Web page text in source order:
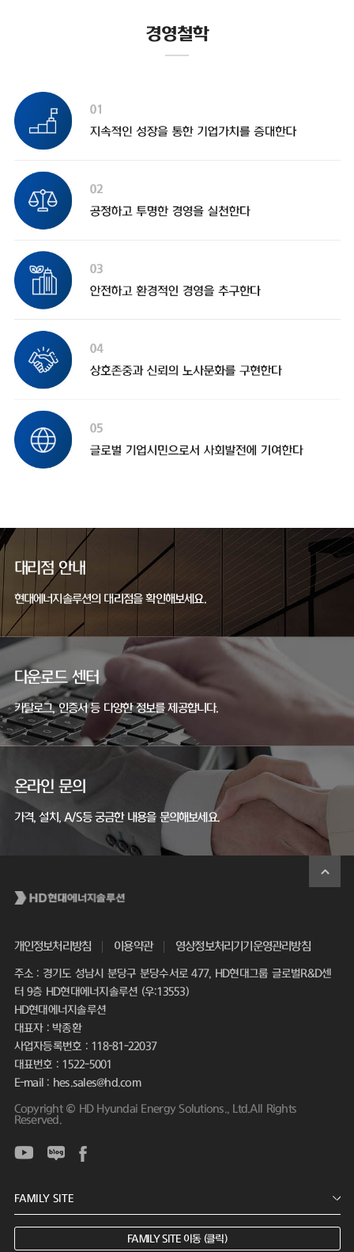
경영철학
대리점 안내
현대에너지솔루션의 대리점을 확인해보세요.
다운로드 센터
카탈로그, 인증서 등 다양한 정보를 제공합니다.
온라인 문의
가격, 설치, A/S등 궁금한 내용을 문의해보세요.
개인정보처리방침 이용약관 영상정보처리기기운영관리방침
주소 : 경기도 성남시 분당구 분당수서로 477, HD현대그룹 글로벌R&D센
터 9층 HD현대에너지솔루션 (우:13553)
HD현대에너지솔루션
대표자 : 박종환
사업자등록번호 : 118-81-22037
대표번호 : 1522-5001
E-mail : hes.sales@hd.com
Copyright © HD Hyundai Energy Solutions., Ltd.All Rights
Reserved.
FAMILY SITE 이동 (클릭)